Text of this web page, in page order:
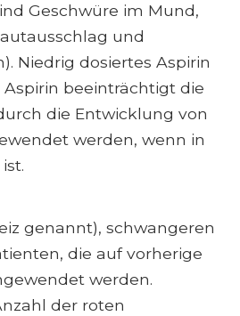
Geschwüre im Mund,
und
Niedrig dosiertes Aspirin
beeinträchtigt die
die Entwicklung von
werden, wenn in
genannt), schwangeren
die auf vorherige
werden.
der roten